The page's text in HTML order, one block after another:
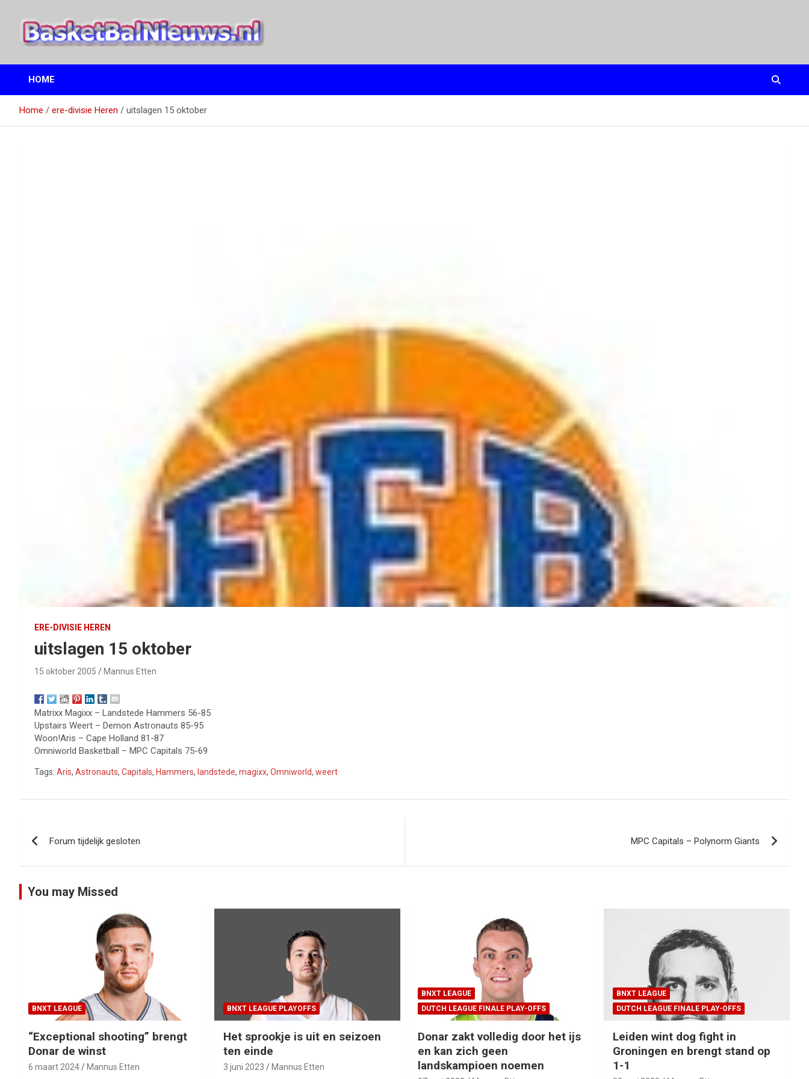
inhoud
BasketBalNieuws.nl
Etten
HOME
Home ere-divisie Heren uitslagen 15 oktober
ERE-DIVISIE HEREN
uitslagen 15 oktober
15 oktober 2005 Mannus Etten
Matrixx Magixx – Landstede Hammers 56-85
Upstairs Weert – Demon Astronauts 85-95
Woon!Aris – Cape Holland 81-87
Omniworld Basketball – MPC Capitals 75-69
Tags: Aris, Astronauts, Capitals, Hammers, landstede, magixx, Omniworld, weert
navigatie
Forum tijdelijk gesloten MPC Capitals – Polynorm Giants
You may Missed
BNXT LEAGUE
“Exceptional shooting” brengt
Donar de winst
6 maart 2024 Mannus Etten
BNXT LEAGUE PLAYOFFS
Het sprookje is uit en seizoen
ten einde
3 juni 2023 Mannus Etten
BNXT LEAGUE
DUTCH LEAGUE FINALE PLAY-OFFS
Donar zakt volledig door het ijs
en kan zich geen
landskampioen noemen
BNXT LEAGUE
DUTCH LEAGUE FINALE PLAY-OFFS
Leiden wint dog fight in
Groningen en brengt stand op
1-1